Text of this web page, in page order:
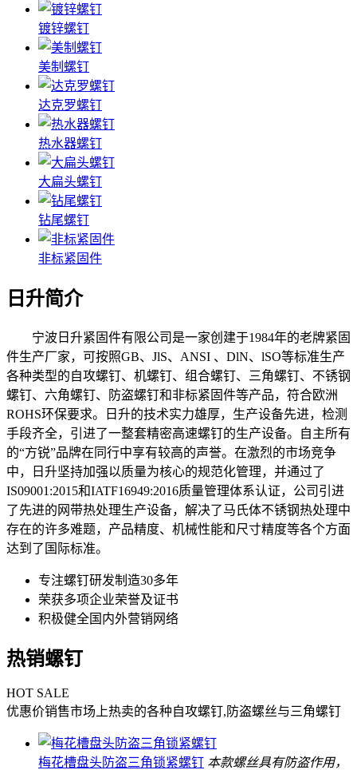
镀锌螺钉
美制螺钉
达克罗螺钉
热水器螺钉
大扁头螺钉
钻尾螺钉
非标紧固件
日升简介
宁波日升紧固件有限公司是一家创建于1984年的老牌紧固
件生产厂家，可按照GB、JlS、ANSI 、DlN、lSO等标准生产
各种类型的自攻螺钉、机螺钉、组合螺钉、三角螺钉、不锈钢
螺钉、六角螺钉、防盗螺钉和非标紧固件等产品，符合欧洲
ROHS环保要求。日升的技术实力雄厚，生产设备先进，检测
手段齐全，引进了一整套精密高速螺钉的生产设备。自主所有
的“方锐”品牌在同行中享有较高的声誉。在激烈的市场竞争
中，日升坚持加强以质量为核心的规范化管理，并通过了
IS09001:2015和IATF16949:2016质量管理体系认证，公司引进
了先进的网带热处理生产设备，解决了马氏体不锈钢热处理中
存在的许多难题，产品精度、机械性能和尺寸精度等各个方面
达到了国际标准。
专注螺钉研发制造30多年
荣获多项企业荣誉及证书
积极健全国内外营销网络
热销螺钉
HOT SALE
优惠价销售市场上热卖的各种自攻螺钉,防盗螺丝与三角螺钉
梅花槽盘头防盗三角锁紧螺钉 本款螺丝具有防盗作用，